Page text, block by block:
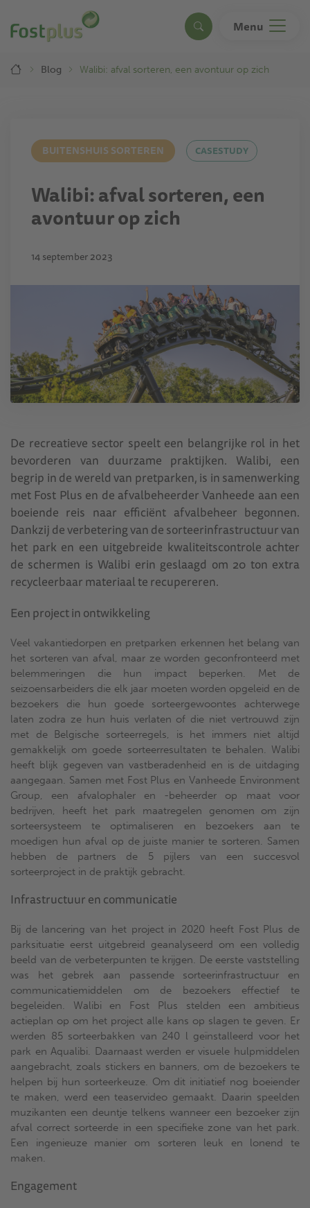
en
naar
inhoud
Search Menu
Breadcrumb
Blog Walibi: afval sorteren, een avontuur op zich
BUITENSHUIS SORTEREN CASESTUDY
Walibi: afval sorteren, een
avontuur op zich
14 september 2023
De recreatieve sector speelt een belangrijke rol in het
bevorderen van duurzame praktijken. Walibi, een
begrip in de wereld van pretparken, is in samenwerking
met Fost Plus en de afvalbeheerder Vanheede aan een
boeiende reis naar efficiënt afvalbeheer begonnen.
Dankzij de verbetering van de sorteerinfrastructuur van
het park en een uitgebreide kwaliteitscontrole achter
de schermen is Walibi erin geslaagd om 20 ton extra
recycleerbaar materiaal te recupereren.
Een project in ontwikkeling
Veel vakantiedorpen en pretparken erkennen het belang van
het sorteren van afval, maar ze worden geconfronteerd met
belemmeringen die hun impact beperken. Met de
seizoensarbeiders die elk jaar moeten worden opgeleid en de
bezoekers die hun goede sorteergewoontes achterwege
laten zodra ze hun huis verlaten of die niet vertrouwd zijn
met de Belgische sorteerregels, is het immers niet altijd
gemakkelijk om goede sorteerresultaten te behalen. Walibi
heeft blijk gegeven van vastberadenheid en is de uitdaging
aangegaan. Samen met Fost Plus en Vanheede Environment
Group, een afvalophaler en -beheerder op maat voor
bedrijven, heeft het park maatregelen genomen om zijn
sorteersysteem te optimaliseren en bezoekers aan te
moedigen hun afval op de juiste manier te sorteren. Samen
hebben de partners de 5 pijlers van een succesvol
sorteerproject in de praktijk gebracht.
Infrastructuur en communicatie
Bij de lancering van het project in 2020 heeft Fost Plus de
parksituatie eerst uitgebreid geanalyseerd om een volledig
beeld van de verbeterpunten te krijgen. De eerste vaststelling
was het gebrek aan passende sorteerinfrastructuur en
communicatiemiddelen om de bezoekers effectief te
begeleiden. Walibi en Fost Plus stelden een ambitieus
actieplan op om het project alle kans op slagen te geven. Er
werden 85 sorteerbakken van 240 l geïnstalleerd voor het
park en Aqualibi. Daarnaast werden er visuele hulpmiddelen
aangebracht, zoals stickers en banners, om de bezoekers te
helpen bij hun sorteerkeuze. Om dit initiatief nog boeiender
te maken, werd een teaservideo gemaakt. Daarin speelden
muzikanten een deuntje telkens wanneer een bezoeker zijn
afval correct sorteerde in een specifieke zone van het park.
Een ingenieuze manier om sorteren leuk en lonend te
maken.
Engagement